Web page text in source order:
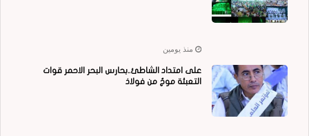
منذ يومين
على امتداد الشاطئ..بحارس البحر الاحمر قوات
التعبئة موجٌ من فولاذ